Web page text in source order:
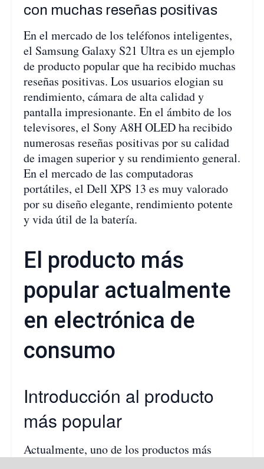
con muchas reseñas positivas
En el mercado de los teléfonos inteligentes,
el Samsung Galaxy S21 Ultra es un ejemplo
de producto popular que ha recibido muchas
reseñas positivas. Los usuarios elogian su
rendimiento, cámara de alta calidad y
pantalla impresionante. En el ámbito de los
televisores, el Sony A8H OLED ha recibido
numerosas reseñas positivas por su calidad
de imagen superior y su rendimiento general.
En el mercado de las computadoras
portátiles, el Dell XPS 13 es muy valorado
por su diseño elegante, rendimiento potente
y vida útil de la batería.
El producto más
popular actualmente
en electrónica de
consumo
Introducción al producto
más popular
Actualmente, uno de los productos más